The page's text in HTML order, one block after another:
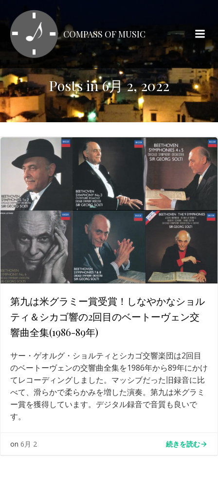
テ
ン
ツ
ス
キ
ッ
プ
COMPASS OF MUSIC
Posts in 6月 2, 2022
第九は米グラミー賞受賞！しなやかなショル
ティ＆シカゴ響の2回目のベートーヴェン交
響曲全集(1986-89年)
サー・ゲオルグ・ショルティとシカゴ交響楽団は2回目
のベートーヴェンの交響曲全集を1986年から89年にかけ
てレコーディングしました。マッシブだった旧録音に比
べて、滑らかで柔らかみを増した演奏。第九は米グラミ
ー賞を獲得しています。デジタル録音で音質も良いで
す。
on 6月 2 続きを読む